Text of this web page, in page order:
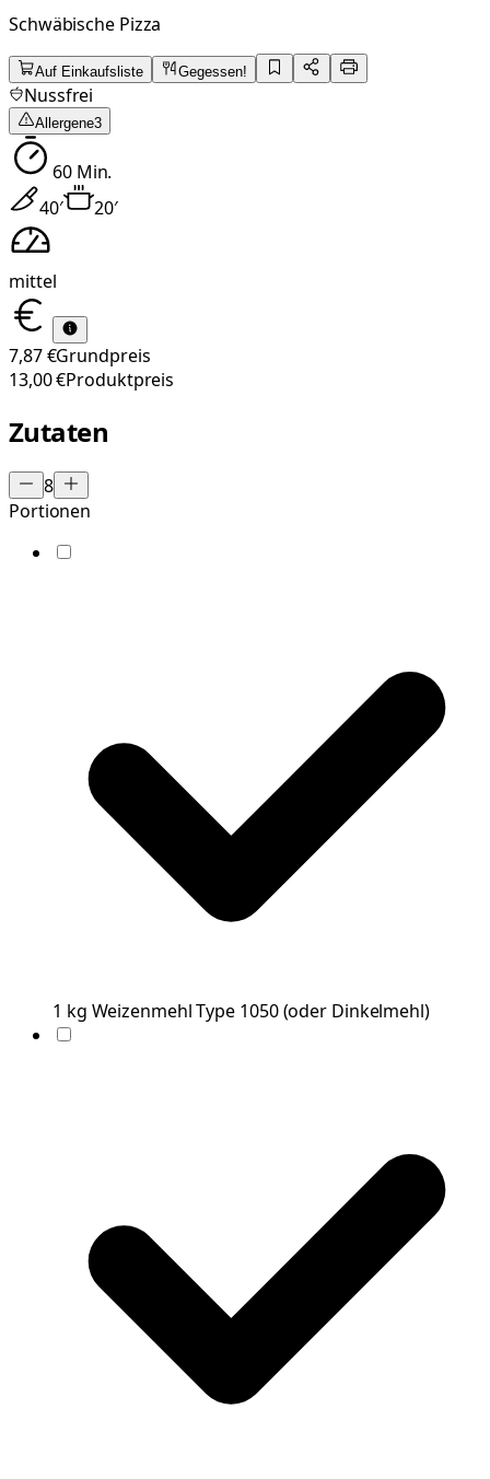
Schwäbische Pizza
Auf Einkaufsliste Gegessen!
Nussfrei
Allergene3
60Min.
40′ 20′
mittel
7,87 €Grundpreis
13,00 €Produktpreis
Zutaten
8
Portionen
1 kg Weizenmehl Type 1050(oder Dinkelmehl)